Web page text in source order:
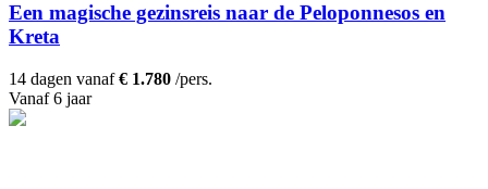
Een magische gezinsreis naar de Peloponnesos en
Kreta
14 dagen vanaf€ 1.780 /pers.
Vanaf 6 jaar